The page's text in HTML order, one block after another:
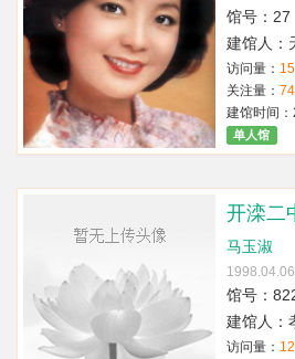
馆号：27
建馆人：
访问量：
关注量： 74
建馆时间
单人馆
开滦二
马玉淑
馆号：
建馆人：
访问量：